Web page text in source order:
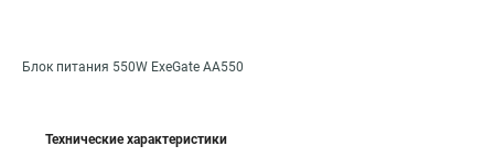
Блок питания 550W ExeGate AA550
Технические характеристики